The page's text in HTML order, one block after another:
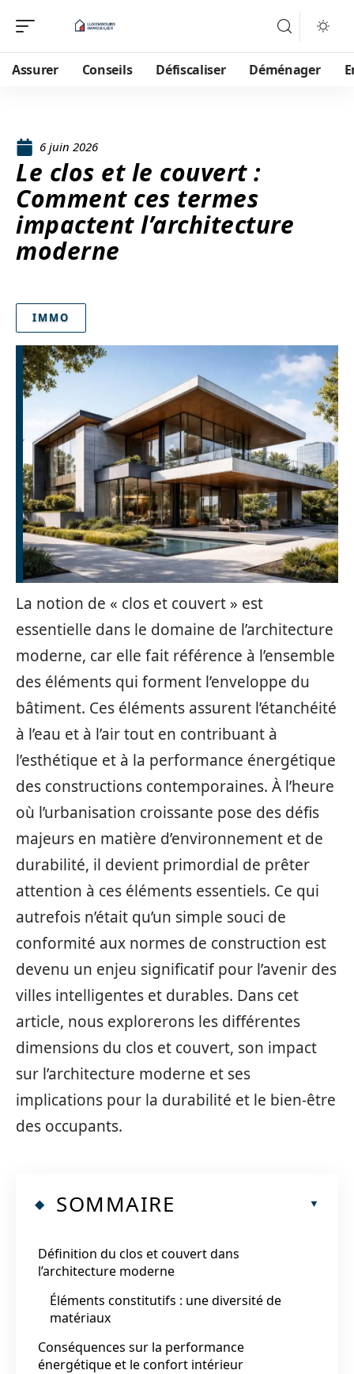
Assurer Conseils Défiscaliser Déménager
6 juin 2026
Le clos et le couvert :
Comment ces termes
impactent l’architecture
moderne
IMMO
La notion de « clos et couvert » est
essentielle dans le domaine de l’architecture
moderne, car elle fait référence à l’ensemble
des éléments qui forment l’enveloppe du
bâtiment. Ces éléments assurent l’étanchéité
à l’eau et à l’air tout en contribuant à
l’esthétique et à la performance énergétique
des constructions contemporaines. À l’heure
où l’urbanisation croissante pose des défis
majeurs en matière d’environnement et de
durabilité, il devient primordial de prêter
attention à ces éléments essentiels. Ce qui
autrefois n’était qu’un simple souci de
conformité aux normes de construction est
devenu un enjeu significatif pour l’avenir des
villes intelligentes et durables. Dans cet
article, nous explorerons les différentes
dimensions du clos et couvert, son impact
sur l’architecture moderne et ses
implications pour la durabilité et le bien-être
des occupants.
SOMMAIRE
Définition du clos et couvert dans
l’architecture moderne
Éléments constitutifs : une diversité de
matériaux
Conséquences sur la performance
énergétique et le confort intérieur